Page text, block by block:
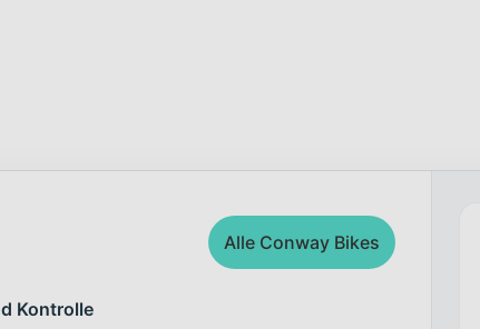
Alle Conway Bikes
Kontrolle